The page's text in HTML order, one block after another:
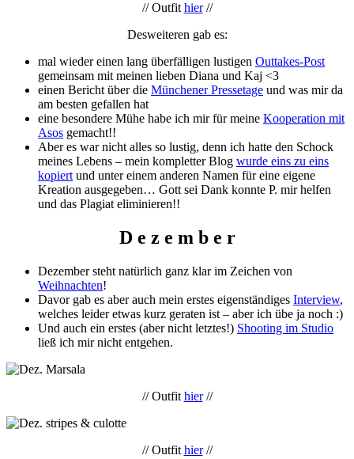
// Outfit hier//
Desweiteren gab es:
mal wieder einen lang überfälligen lustigen Outtakes-Post
gemeinsam mit meinen lieben Diana und Kaj <3
einen Bericht über die Münchener Pressetage und was mir da
am besten gefallen hat
eine besondere Mühe habe ich mir für meine Kooperation mit
Asos gemacht!!
Aber es war nicht alles so lustig, denn ich hatte den Schock
meines Lebens – mein kompletter Blog wurde eins zu eins
kopiert und unter einem anderen Namen für eine eigene
Kreation ausgegeben… Gott sei Dank konnte P. mir helfen
und das Plagiat eliminieren!!
D e z e m b e r
Dezember steht natürlich ganz klar im Zeichen von
Weihnachten!
Davor gab es aber auch mein erstes eigenständiges Interview,
welches leider etwas kurz geraten ist – aber ich übe ja noch :)
Und auch ein erstes (aber nicht letztes!) Shooting im Studio
ließ ich mir nicht entgehen.
// Outfit hier//
// Outfit hier//